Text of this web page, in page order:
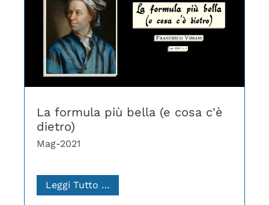
La formula più bella (e cosa c'è
dietro)
Mag-2021
Leggi Tutto …